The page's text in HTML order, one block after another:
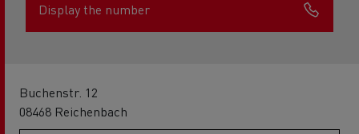
Display the number
Buchenstr. 12
08468 Reichenbach